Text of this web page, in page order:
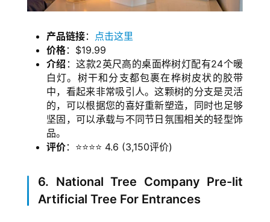
产品链接： 点击这里
价格：$19.99
介绍 ：这款2英尺高的桌面桦树灯配有24个暖
白灯。树干和分支都包裹在桦树皮状的胶带
中，看起来非常吸引人。这颗树的分支是灵活
的，可以根据您的喜好重新塑造，同时也足够
坚固，可以承载与不同节日氛围相关的轻型饰
品。
评价：⭐⭐⭐⭐ 4.6 (3,150评价)
6. National Tree Company Pre-lit
Artificial Tree For Entrances